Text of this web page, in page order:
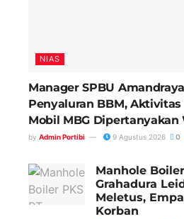
NIAS
Manager SPBU
Penyaluran BBM,
Mobil MBG Dipertanyakan
by Admin Portibi 9 Agustus 2026 0
Manhole
Grahadura
Meletus,
Korban